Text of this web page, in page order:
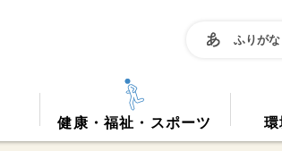
ふりがな
健康・福祉・スポーツ 環